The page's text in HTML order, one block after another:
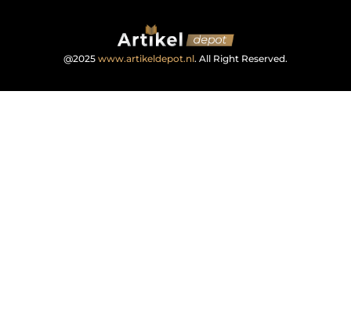
@2025 www.artikeldepot.nl. All Right Reserved.